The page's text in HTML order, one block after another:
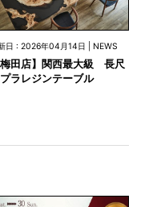
日 : 2026年04月14日 | NEWS
梅田店】関西最大級 長尺
ラレジンテーブル